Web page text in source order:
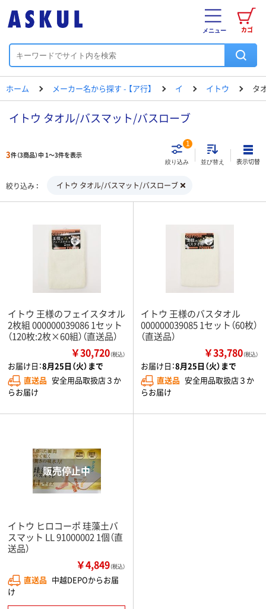
カゴ
メニュー
ホーム メーカー名から探す - 【ア行】 イ イトウ タ
イトウ タオル/バスマット/バスローブ
3件（3商品）中 1～3件を表示
絞り込み
1
並び替え 表示切替
絞り込み イトウ タオル/バスマット/バスローブ
イトウ 王様のフェイスタオル
2枚組 000000039086 1セット
（120枚:2枚×60組）（直送品）
￥30,720（税込）
お届け日：8月25日（火）まで
直送品 安全用品取扱店３か
らお届け
イトウ 王様のバスタオル
000000039085 1セット（60枚）
（直送品）
￥33,780（税込）
お届け日：8月25日（火）まで
直送品 安全用品取扱店３か
らお届け
イトウ ヒロコーポ 珪藻土バ
スマット LL 91000002 1個（直
送品）
￥4,849（税込）
直送品 中越DEPOからお届
け